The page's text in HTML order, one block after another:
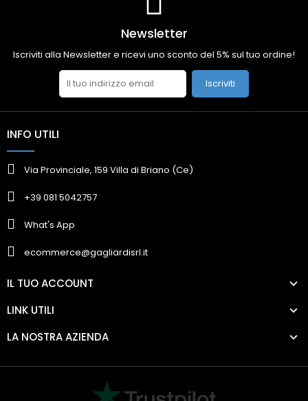
Newsletter
Iscriviti alla Newsletter e ricevi uno sconto del 5% sul tuo ordine!
Iscriviti
INFO UTILI
Via Provinciale, 159 Villa di Briano (Ce)
+39 081 5042757
What's App
ecommerce@gagliardisrl.it
IL TUO ACCOUNT
LINK UTILI
LA NOSTRA AZIENDA